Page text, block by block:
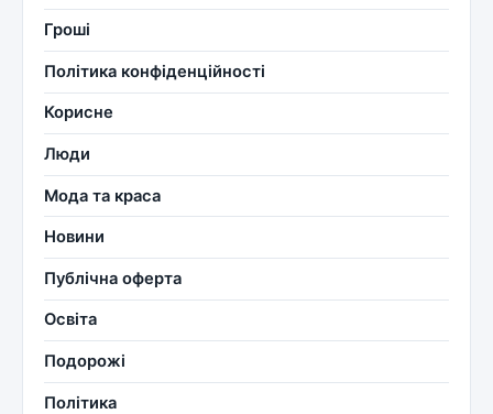
Гроші
Політика конфіденційності
Корисне
Люди
Мода та краса
Новини
Публічна оферта
Освіта
Подорожі
Політика